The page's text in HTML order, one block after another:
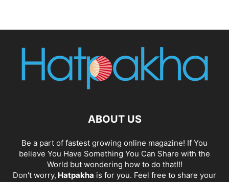
ABOUT US
Be a part of fastest growing online magazine! If You
believe You Have Something You Can Share with the
World but wondering how to do that!!!
Don't worry, Hatpakha is for you. Feel free to share your